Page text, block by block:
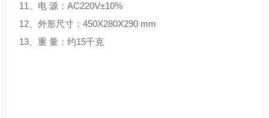
11、电 源：AC220V±10%
12、外形尺寸：450X280X290 mm
13、重 量：约15千克